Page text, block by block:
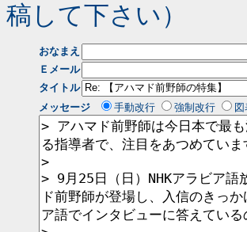
稿して下さい）
おなまえ
Ｅメール
タイトル
メッセージ
手動改行 強制改行 図